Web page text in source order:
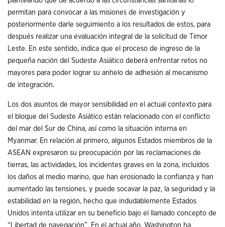
permitan para convocar a las misiones de investigación y
posteriormente darle seguimiento a los resultados de estos, para
después realizar una evaluación integral de la solicitud de Timor
Leste. En este sentido, indica que el proceso de ingreso de la
pequeña nación del Sudeste Asiático deberá enfrentar retos no
mayores para poder lograr su anhelo de adhesión al mecanismo
de integración.
Los dos asuntos de mayor sensibilidad en el actual contexto para
el bloque del Sudeste Asiático están relacionado con el conflicto
del mar del Sur de China, así como la situación interna en
Myanmar. En relación al primero, algunos Estados miembros de la
ASEAN expresaron su preocupación por las reclamaciones de
tierras, las actividades, los incidentes graves en la zona, incluidos
los daños al medio marino, que han erosionado la confianza y han
aumentado las tensiones, y puede socavar la paz, la seguridad y la
estabilidad en la región, hecho que indudablemente Estados
Unidos intenta utilizar en su beneficio bajo el llamado concepto de
“Libertad de navegación”. En el actual año, Washington ha